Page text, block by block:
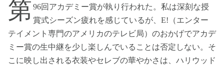
第 96回アカデミー賞が執り行われた。私は深刻な授
賞式シーズン疲れを感じているが、E!（エンター
テイメント専門のアメリカのテレビ局）のおかげでアカデ
ミー賞の生中継を少し楽しんでいることは否定しない。そ
こに映し出される衣装やセレブの華やかさは、ハリウッド